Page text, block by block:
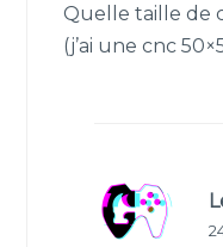
Quelle taille de
(j’ai une cnc